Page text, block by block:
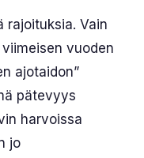
rajoituksia. Vain
vuoden
ajotaidon”
pätevyys
harvoissa
jo